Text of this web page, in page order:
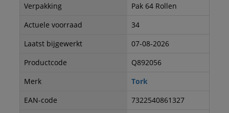
Verpakking
Pak 64 Rollen
Actuele voorraad
34
Laatst bijgewerkt
07-08-2026
Productcode
Q892056
Merk
Tork
EAN-code
7322540861327